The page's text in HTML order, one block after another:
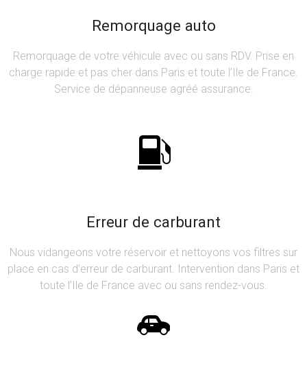
Remorquage auto
Remorquage de votre véhicule avec ou sans RDV. Prise en
charge rapide et pas cher dans Paris et toute l’Ile de France.
Service de dépanneuse agréé assurance.
Erreur de carburant
Nous vidangeons votre réservoir et nettoyons vos filtres sur
place en cas d’erreur de carburant. Intervention dans Paris et
toute l’Ile de France avec ou sans rendez-vous.